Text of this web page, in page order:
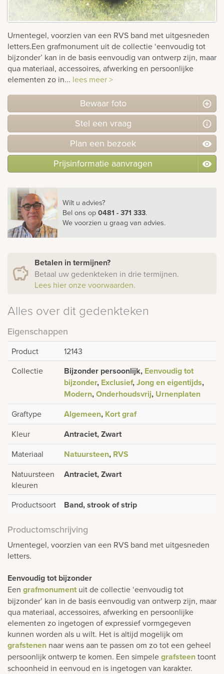
Urnentegel, voorzien van een RVS band met uitgesneden
letters.Een grafmonument uit de collectie ‘eenvoudig tot
bijzonder’ kan in de basis eenvoudig van ontwerp zijn, maar
qua materiaal, accessoires, afwerking en persoonlijke
elementen zo in... lees meer >
Bewaar foto
Stel een vraag
Plan een bezoek
Prijsinformatie aanvragen
Wilt u advies?
Bel ons op0481 - 371 333.
We voorzien u graag van advies.
Betalen in termijnen?
Betaal uw gedenkteken in drie termijnen.
Lees hier onze voorwaarden.
Alles over dit gedenkteken
Eigenschappen
Product
12143
Collectie
Bijzonder persoonlijk, Eenvoudig tot
bijzonder, Exclusief,Jong en eigentijds,
Modern,Onderhoudsvrij, Urnenplaten
Graftype Algemeen, Kort graf
Kleur Antraciet, Zwart
Materiaal Natuursteen, RVS
Natuursteen
kleuren
Antraciet, Zwart
Productsoort Band, strook of strip
Productomschrijving
Urnentegel, voorzien van een RVS band met uitgesneden
letters.
Eenvoudig tot bijzonder
Een grafmonument uit de collectie ‘eenvoudig tot
bijzonder’ kan in de basis eenvoudig van ontwerp zijn, maar
qua materiaal, accessoires, afwerking en persoonlijke
elementen zo ingetogen of expressief vormgegeven
kunnen worden als u wilt. Het is altijd mogelijk om
grafstenen naar wens aan te passen om zo tot een geheel
persoonlijk ontwerp te komen. Een simpelegrafsteentoont
schoonheid in eenvoud en is ingetogen van karakter.